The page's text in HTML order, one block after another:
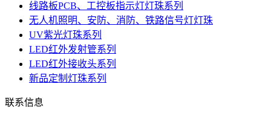
线路板PCB、工控板指示灯灯珠系列
无人机照明、安防、消防、铁路信号灯灯珠
UV紫光灯珠系列
LED红外发射管系列
LED红外接收头系列
新品定制灯珠系列
联系信息